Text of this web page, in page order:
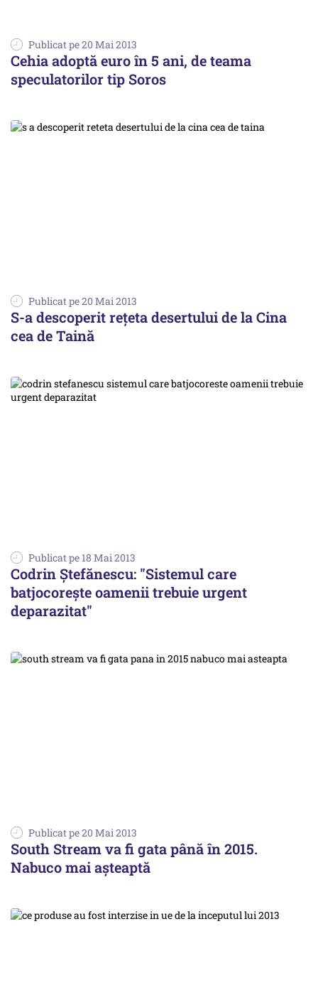
Publicat pe 20 Mai 2013
Cehia adoptă euro în 5 ani, de teama
speculatorilor tip Soros
Publicat pe 20 Mai 2013
S-a descoperit rețeta desertului de la Cina
cea de Taină
Publicat pe 18 Mai 2013
Codrin Ștefănescu: "Sistemul care
batjocorește oamenii trebuie urgent
deparazitat"
Publicat pe 20 Mai 2013
South Stream va fi gata până în 2015.
Nabuco mai așteaptă